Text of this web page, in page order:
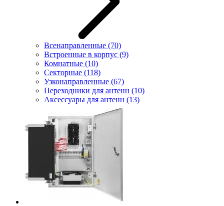
Всенаправленные (70)
Встроенные в корпус (9)
Комнатные (10)
Секторные (118)
Узконаправленные (67)
Переходники для антенн (10)
Аксессуары для антенн (13)